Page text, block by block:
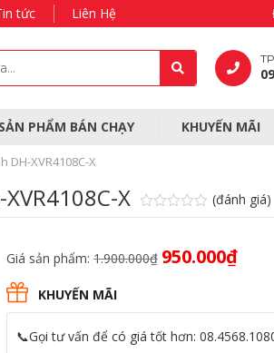
tức Liên Hệ
SẢN PHẨM BÁN CHẠY KHUYẾN MÃI
XVR4108C-X
X
Được
0.0
(đánh giá)
Giá sản phẩm: 1.900.000₫ Giá
gốc
950.000₫Giá
KHUYẾN MÃI
📞Gọi tư vấn để có giá tốt hơn: